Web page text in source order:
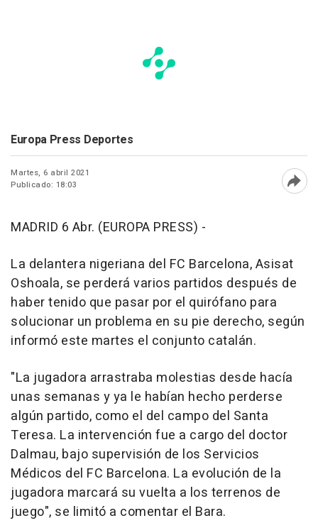
Europa Press Deportes
Martes, 6 abril 2021
Publicado: 18:03
MADRID 6 Abr. (EUROPA PRESS) -
La delantera nigeriana del FC Barcelona, Asisat
Oshoala, se perderá varios partidos después de
haber tenido que pasar por el quirófano para
solucionar un problema en su pie derecho, según
informó este martes el conjunto catalán.
"La jugadora arrastraba molestias desde hacía
unas semanas y ya le habían hecho perderse
algún partido, como el del campo del Santa
Teresa. La intervención fue a cargo del doctor
Dalmau, bajo supervisión de los Servicios
Médicos del FC Barcelona. La evolución de la
jugadora marcará su vuelta a los terrenos de
juego", se limitó a comentar el Bara.